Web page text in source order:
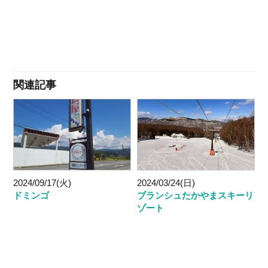
関連記事
2024/09/17(火)
ドミンゴ
2024/03/24(日)
ブランシュたかやまスキーリ
ゾート